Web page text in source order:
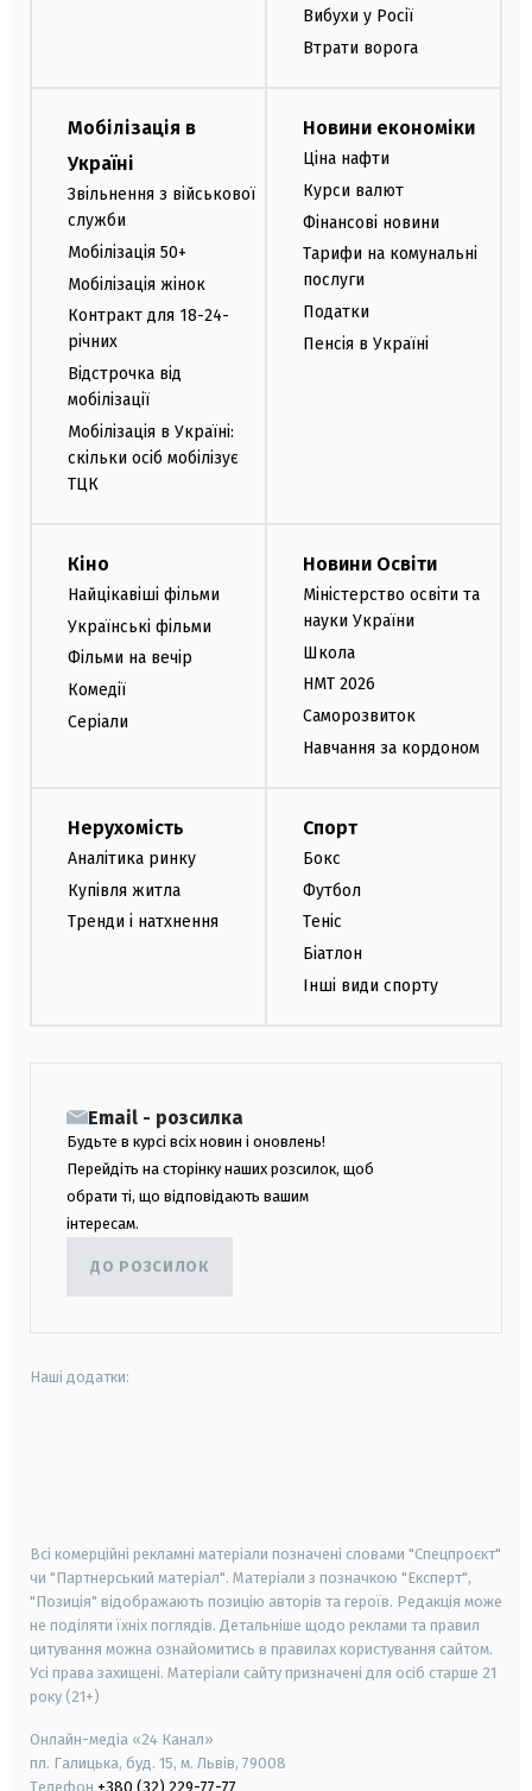
Вибухи у Росії
Втрати ворога
Мобілізація в
Україні
Звільнення з військової
служби
Мобілізація 50+
Мобілізація жінок
Контракт для 18-24-
річних
Відстрочка від
мобілізації
Мобілізація в Україні:
скільки осіб мобілізує
ТЦК
Новини економіки
Ціна нафти
Курси валют
Фінансові новини
Тарифи на комунальні
послуги
Податки
Пенсія в Україні
Кіно
Найцікавіші фільми
Українські фільми
Фільми на вечір
Комедії
Серіали
Новини Освіти
Міністерство освіти та
науки України
Школа
НМТ 2026
Саморозвиток
Навчання за кордоном
Нерухомість
Аналітика ринку
Купівля житла
Тренди і натхнення
Спорт
Бокс
Футбол
Теніс
Біатлон
Інші види спорту
Email - розсилка
Будьте в курсі всіх новин і оновлень!
Перейдіть на сторінку наших розсилок, щоб
обрати ті, що відповідають вашим
інтересам.
ДО РОЗСИЛОК
Наші додатки:
Всі комерційні рекламні матеріали позначені словами "Спецпроєкт"
чи "Партнерський матеріал". Матеріали з позначкою "Експерт",
"Позиція" відображають позицію авторів та героїв. Редакція може
не поділяти їхніх поглядів. Детальніше щодо реклами та правил
цитування можна ознайомитись в правилах користування сайтом.
Усі права захищені. Матеріали сайту призначені для осіб старше 21
року (21+)
Онлайн-медіа «24 Канал»
пл. Галицька, буд. 15, м. Львів, 79008
Телефон +380 (32) 229-77-77